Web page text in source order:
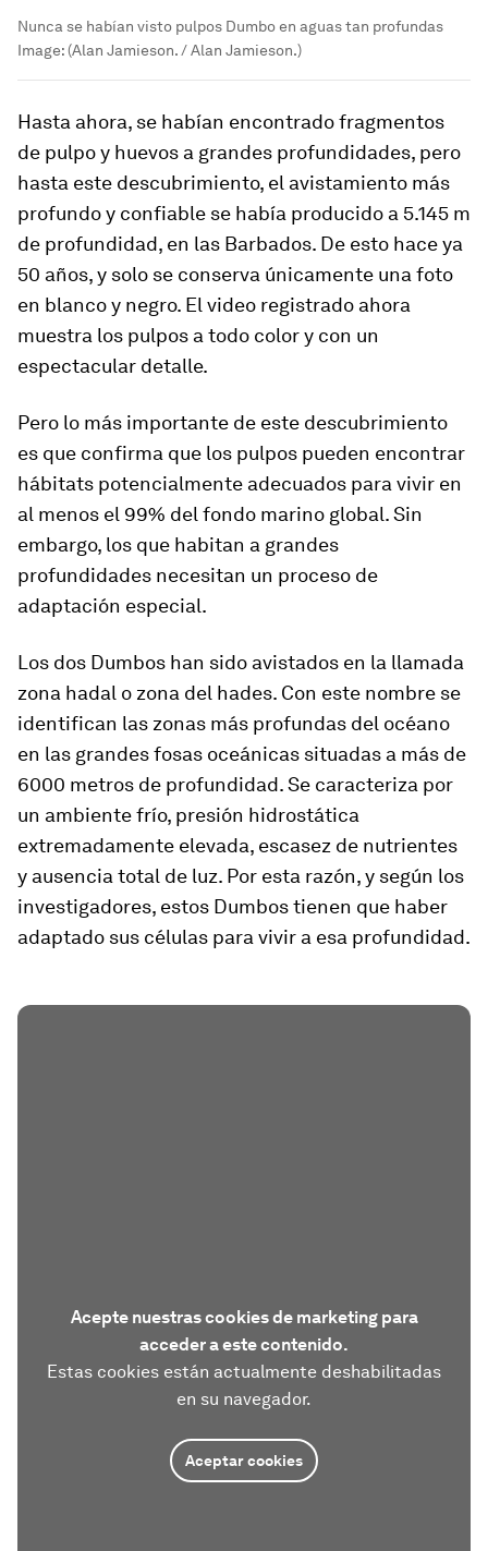
Nunca se habían visto pulpos Dumbo en aguas tan profundas
Image:(Alan Jamieson. / Alan Jamieson.)
Hasta ahora, se habían encontrado fragmentos
de pulpo y huevos a grandes profundidades, pero
hasta este descubrimiento, el avistamiento más
profundo y confiable se había producido a 5.145 m
de profundidad, en las Barbados. De esto hace ya
50 años, y solo se conserva únicamente una foto
en blanco y negro. El video registrado ahora
muestra los pulpos a todo color y con un
espectacular detalle.
Pero lo más importante de este descubrimiento
es que confirma que los pulpos pueden encontrar
hábitats potencialmente adecuados para vivir en
al menos el 99% del fondo marino global. Sin
embargo, los que habitan a grandes
profundidades necesitan un proceso de
adaptación especial.
Los dos Dumbos han sido avistados en la llamada
zona hadal o zona del hades. Con este nombre se
identifican las zonas más profundas del océano
en las grandes fosas oceánicas situadas a más de
6000 metros de profundidad. Se caracteriza por
un ambiente frío, presión hidrostática
extremadamente elevada, escasez de nutrientes
y ausencia total de luz. Por esta razón, y según los
investigadores, estos Dumbos tienen que haber
adaptado sus células para vivir a esa profundidad.
Acepte nuestras cookies de marketing para
acceder a este contenido.
Estas cookies están actualmente deshabilitadas
en su navegador.
Aceptar cookies